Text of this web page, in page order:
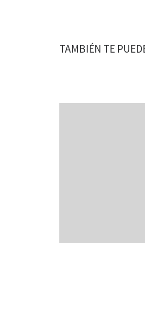
TAMBIÉN TE